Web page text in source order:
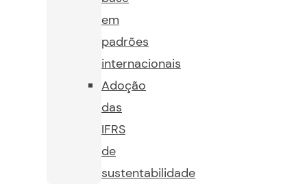
em
padrões
internacionais
Adoção
das
IFRS
de
sustentabilidade